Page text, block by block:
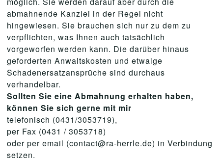
abmahnende Kanzlei in der Regel nicht
hingewiesen. Sie brauchen sich nur zu dem zu
verpflichten, was Ihnen auch tatsächlich
vorgeworfen werden kann. Die darüber hinaus
geforderten Anwaltskosten und etwaige
Schadenersatzansprüche sind durchaus
verhandelbar.
Sollten Sie eine Abmahnung erhalten haben,
können Sie sich gerne mit mir
telefonisch (0431/3053719),
per Fax (0431 / 3053718)
oder per email (contact@ra-herrle.de) in Verbindung
setzen.